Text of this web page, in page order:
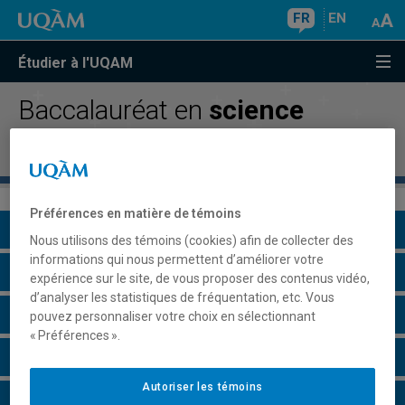
FR EN
Étudier à l'UQAM
Baccalauréat en science
Conditions d'admission
Cours à suivre et horaires
Préférences en matière de témoins
Nous utilisons des témoins (cookies) afin de collecter des
informations qui nous permettent d’améliorer votre
expérience sur le site, de vous proposer des contenus vidéo,
d’analyser les statistiques de fréquentation, etc. Vous
pouvez personnaliser votre choix en sélectionnant
« Préférences ».
Autoriser les témoins